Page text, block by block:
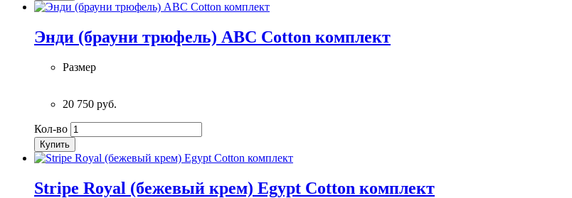
Энди (брауни трюфель) ABC Cotton комплект
Размер
20 750 руб.
Кол-во
Купить
Stripe Royal (бежевый крем) Egypt Cotton комплект